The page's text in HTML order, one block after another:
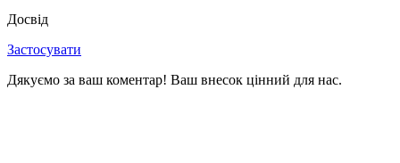
Досвід
Застосувати
Дякуємо за ваш коментар! Ваш внесок цінний для нас.